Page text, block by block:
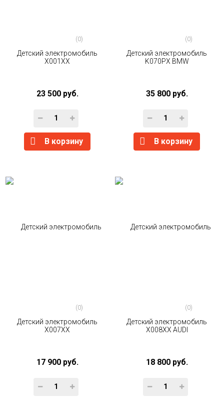
(0)
Детский электромобиль
X001XX
23 500 руб.
В корзину
(0)
Детский электромобиль
K070PX BMW
35 800 руб.
В корзину
(0)
Детский электромобиль
X007XX
17 900 руб.
(0)
Детский электромобиль
X008XX AUDI
18 800 руб.